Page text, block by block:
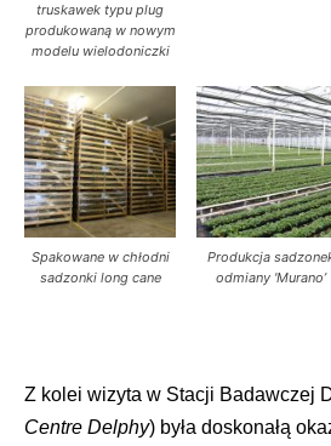
truskawek typu plug
produkowaną w nowym
modelu wielodoniczki
Spakowane w chłodni
sadzonki long cane
Produkcja
odmiany 'Murano’
Z kolei wizyta w Stacji Badawczej
Centre Delphy) była doskonałą